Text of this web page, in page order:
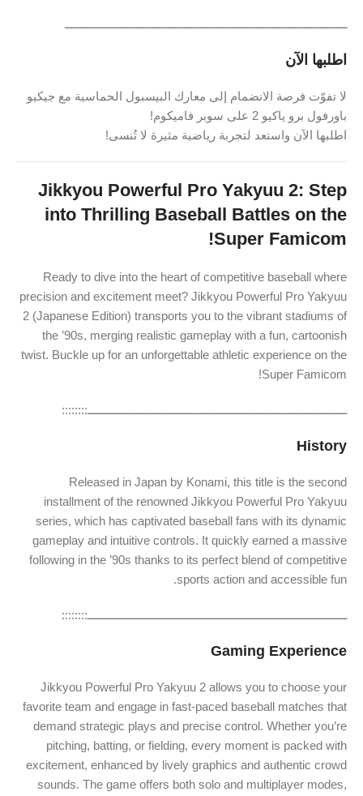
ـــــــــــــــــــــــــــــــــــــــــــــــــــــــــــــــــــــــــــــــــــــــ
اطلبها الآن
لا تفوّت فرصة الانضمام إلى معارك البيسبول الحماسية مع جيكيو
باورفول برو ياكيو 2 على سوبر فاميكوم!
اطلبها الآن واستعد لتجربة رياضية مثيرة لا تُنسى!
Jikkyou Powerful Pro Yakyuu 2: Step
into Thrilling Baseball Battles on the
Super Famicom!
Ready to dive into the heart of competitive baseball where
precision and excitement meet? Jikkyou Powerful Pro Yakyuu
2 (Japanese Edition) transports you to the vibrant stadiums of
the ’90s, merging realistic gameplay with a fun, cartoonish
twist. Buckle up for an unforgettable athletic experience on the
Super Famicom!
ــــــــــــــــــــــــــــــــــــــــــــــــــــــــــــــــــــــــــــــــ::::::::
History
Released in Japan by Konami, this title is the second
installment of the renowned Jikkyou Powerful Pro Yakyuu
series, which has captivated baseball fans with its dynamic
gameplay and intuitive controls. It quickly earned a massive
following in the ’90s thanks to its perfect blend of competitive
sports action and accessible fun.
ــــــــــــــــــــــــــــــــــــــــــــــــــــــــــــــــــــــــــــــــ::::::::
Gaming Experience
Jikkyou Powerful Pro Yakyuu 2 allows you to choose your
favorite team and engage in fast-paced baseball matches that
demand strategic plays and precise control. Whether you’re
pitching, batting, or fielding, every moment is packed with
excitement, enhanced by lively graphics and authentic crowd
sounds. The game offers both solo and multiplayer modes,